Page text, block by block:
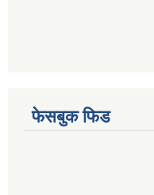
फेसबुक फिड